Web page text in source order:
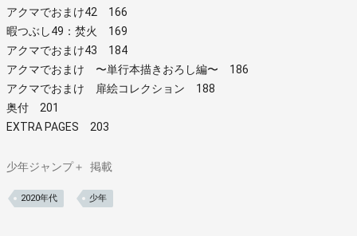
アクマでおまけ42 166
暇つぶし49：焚火 169
アクマでおまけ43 184
アクマでおまけ 〜単行本描きおろし編〜 186
アクマでおまけ 扉絵コレクション 188
奥付 201
EXTRA PAGES 203
少年ジャンプ＋ 掲載
2020年代 少年